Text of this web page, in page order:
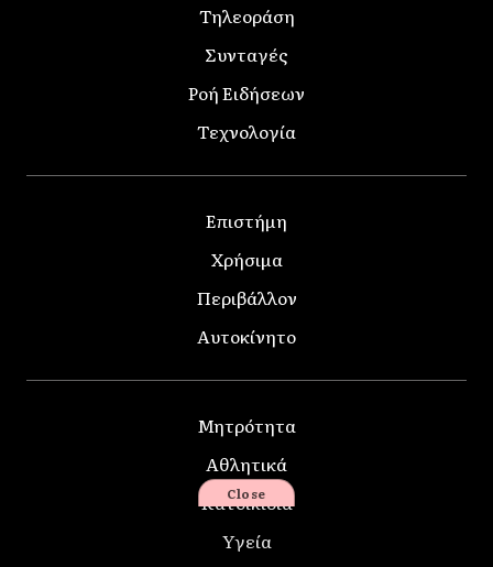
Τηλεοράση
Συνταγές
Ροή Ειδήσεων
Τεχνολογία
Επιστήμη
Χρήσιμα
Περιβάλλον
Αυτοκίνητο
Μητρότητα
Αθλητικά
Κατοικίδια
Υγεία
Close